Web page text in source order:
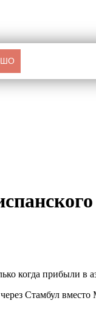
когда прибыли в
Стамбул вместо